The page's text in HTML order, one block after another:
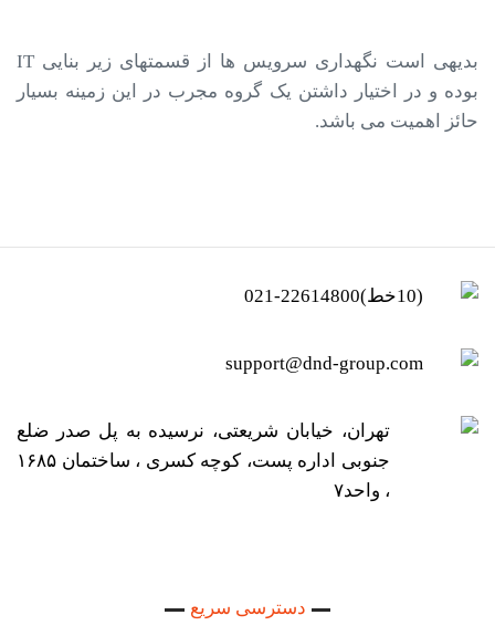
بدیهی است نگهداری سرویس ها از قسمتهای زیر بنایی IT
بوده و در اختیار داشتن یک گروه مجرب در این زمینه بسیار
حائز اهمیت می باشد.
(10خط)22614800-021
support@dnd-group.com
تهران، خیابان شریعتی، نرسیده به پل صدر ضلع
جنوبی اداره پست، کوچه کسری ، ساختمان ۱۶۸۵
، واحد۷
دسترسی سریع